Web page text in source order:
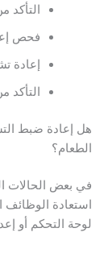
التأكد
فحص
إعادة
التأكد
هل إعادة ضبط
الطعام؟
في بعض الحالات
استعادة الوظائف
لوحة التحكم أو